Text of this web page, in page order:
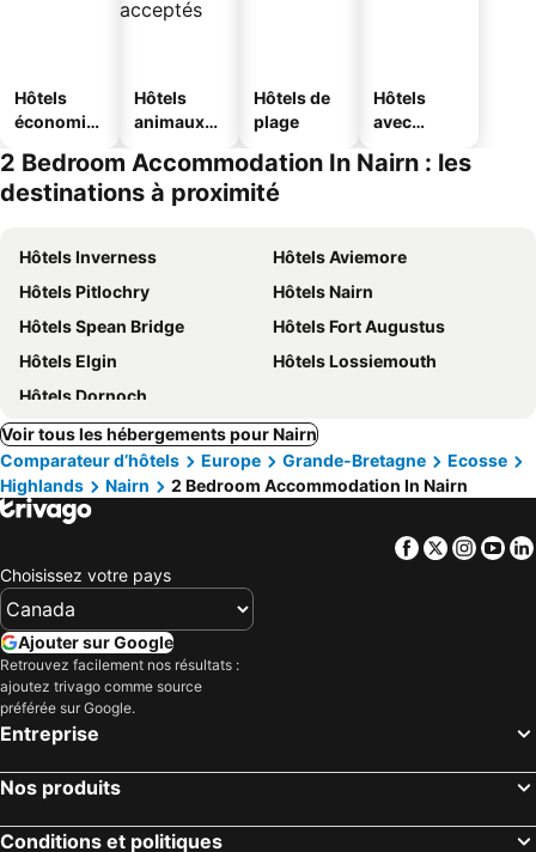
Hôtels
économiq
Hôtels
animaux
Hôtels de
plage
Hôtels
avec
2 Bedroom Accommodation In Nairn : les
destinations à proximité
Hôtels Inverness
Hôtels Aviemore
Hôtels Pitlochry
Hôtels Nairn
Hôtels Spean Bridge
Hôtels Fort Augustus
Hôtels Elgin
Hôtels Lossiemouth
Hôtels Dornoch
Voir tous les hébergements pour Nairn
Comparateur d’hôtels
Europe Grande-Bretagne
Ecosse
Highlands
Nairn 2 Bedroom Accommodation In Nairn
Facebook
Twitter
Choisissez votre pays
Ajouter sur Google
Retrouvez facilement nos résultats :
ajoutez trivago comme source
préférée sur Google.
Entreprise
Nos produits
Conditions et politiques